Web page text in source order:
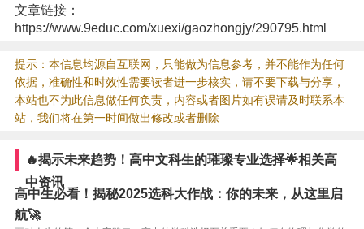
文章链接：
https://www.9educ.com/xuexi/gaozhongjy/290795.html
提示：本信息均源自互联网，只能做为信息参考，并不能作为任何
依据，准确性和时效性需要读者进一步核实，请不要下载与分享，
本站也不为此信息做任何负责，内容或者图片如有误请及时联系本
站，我们将在第一时间做出修改或者删除
🔥揭示未来趋势！高中文科生的璀璨专业选择🌟相关高
中资讯
高中生必看！揭秘2025选科大作战：你的未来，从这里启
航🚀